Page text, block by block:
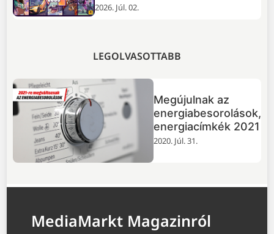
2026. Júl. 02.
LEGOLVASOTTABB
Megújulnak az
energiabesorolások,
energiacímkék 2021
2020. Júl. 31.
MediaMarkt Magazinról